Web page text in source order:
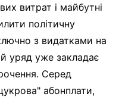
витрат і майбутні
політичну
з видатками на
уряд уже закладає
Серед
абонплати,